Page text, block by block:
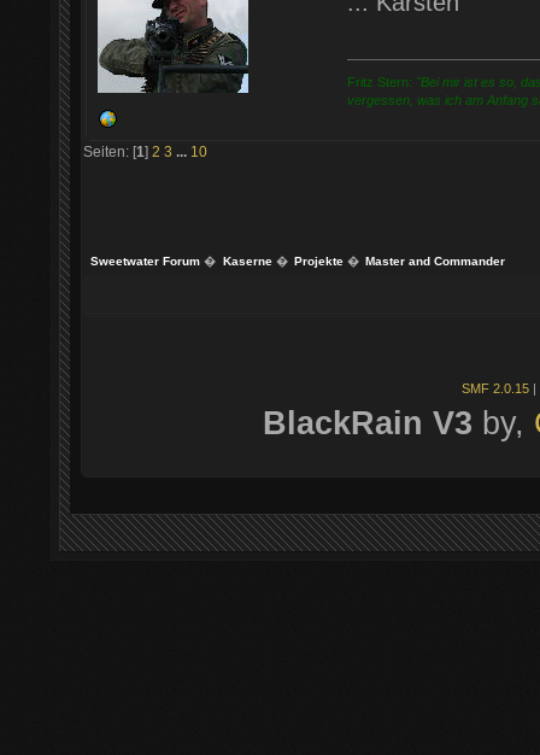
Fritz Stern: "Bei mir ist es so,
vergessen, was ich am Anfang
Seiten: [1] 2 3 ... 10
Sweetwater Forum � Kaserne� Projekte� Master and Commander
SMF 2.0.15 |
BlackRain V3 by,